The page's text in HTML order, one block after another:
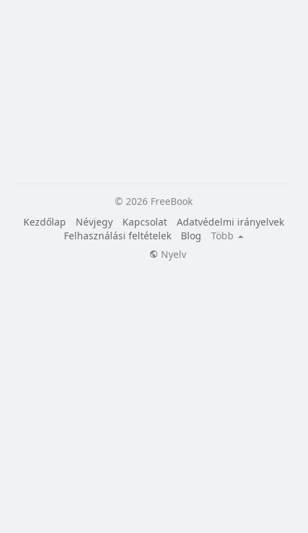
© 2026 FreeBook
Kezdőlap
Névjegy Kapcsolat
Adatvédelmi irányelvek
Felhasználási feltételek
Blog
Több
Nyelv